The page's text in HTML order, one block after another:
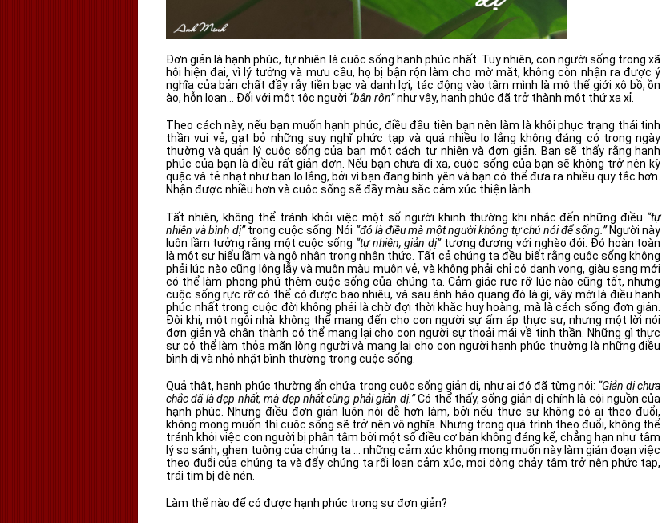
Đơn giản là hạnh phúc, tự nhiên là cuộc sống hạnh phúc nhất. Tuy nhiên, con người sống trong xã
hội hiện đại, vì lý tưởng và mưu cầu, họ bị bận rộn làm cho mờ mắt, không còn nhận ra được ý
nghĩa của bản chất đầy rẫy tiền bạc và danh lợi, tác động vào tâm mình là mộ thế giới xô bồ, ồn
ào, hỗn loạn… Đối với một tộc người “bận rộn”như vậy, hạnh phúc đã trở thành một thứ xa xỉ.
Theo cách này, nếu bạn muốn hạnh phúc, điều đầu tiên bạn nên làm là khôi phục trạng thái tinh
thần vui vẻ, gạt bỏ những suy nghĩ phức tạp và quá nhiều lo lắng không đáng có trong ngày
thường và quản lý cuộc sống của bạn một cách tự nhiên và đơn giản. Bạn sẽ thấy rằng hạnh
phúc của bạn là điều rất giản đơn. Nếu bạn chưa đi xa, cuộc sống của bạn sẽ không trở nên kỳ
quặc và tẻ nhạt như bạn lo lắng, bởi vì bạn đang bình yên và bạn có thể đưa ra nhiều quy tắc hơn.
Nhận được nhiều hơn và cuộc sống sẽ đầy màu sắc cảm xúc thiện lành.
Tất nhiên, không thể tránh khỏi việc một số người khinh thường khi nhắc đến những điều “tự
nhiên và bình dị”trong cuộc sống. Nói “đó là điều mà một người không tự chủ nói để sống.”Người này
luôn lầm tưởng rằng một cuộc sống “tự nhiên, giản dị”tương đương với nghèo đói. Đó hoàn toàn
là một sự hiểu lầm và ngộ nhận trong nhận thức. Tất cả chúng ta đều biết rằng cuộc sống không
phải lúc nào cũng lộng lẫy và muôn màu muôn vẻ, và không phải chỉ có danh vọng, giàu sang mới
có thể làm phong phú thêm cuộc sống của chúng ta. Cảm giác rực rỡ lúc nào cũng tốt, nhưng
cuộc sống rực rỡ có thể có được bao nhiêu, và sau ánh hào quang đó là gì, vậy mới là điều hạnh
phúc nhất trong cuộc đời không phải là chờ đợi thời khắc huy hoàng, mà là cách sống đơn giản.
Đôi khi, một ngôi nhà không thể mang đến cho con người sự ấm áp thực sự, nhưng một lời nói
đơn giản và chân thành có thể mang lại cho con người sự thoải mái về tinh thần. Những gì thực
sự có thể làm thỏa mãn lòng người và mang lại cho con người hạnh phúc thường là những điều
bình dị và nhỏ nhặt bình thường trong cuộc sống.
Quả thật, hạnh phúc thường ẩn chứa trong cuộc sống giản dị, như ai đó đã từng nói: “Giản dị chưa
chắc đã là đẹp nhất, mà đẹp nhất cũng phải giản dị.”Có thể thấy, sống giản dị chính là cội nguồn của
hạnh phúc. Nhưng điều đơn giản luôn nói dễ hơn làm, bởi nếu thực sự không có ai theo đuổi,
không mong muốn thì cuộc sống sẽ trở nên vô nghĩa. Nhưng trong quá trình theo đuổi, không thể
tránh khỏi việc con người bị phân tâm bởi một số điều cơ bản không đáng kể, chẳng hạn như tâm
lý so sánh, ghen tuông của chúng ta … những cảm xúc không mong muốn này làm gián đoạn việc
theo đuổi của chúng ta và đẩy chúng ta rối loạn cảm xúc, mọi dòng chảy tâm trở nên phức tạp,
trái tim bị đè nén.
Làm thế nào để có được hạnh phúc trong sự đơn giản?